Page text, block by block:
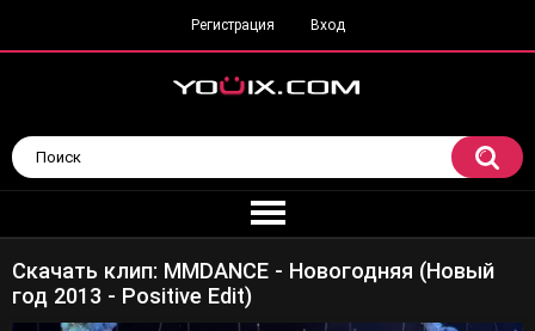
Регистрация Вход
Скачать клип: MMDANCE - Новогодняя (Новый
год 2013 - Positive Edit)